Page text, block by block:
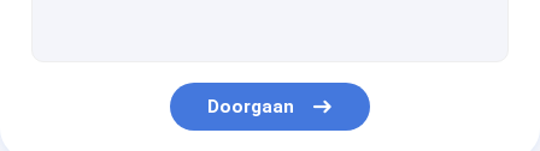
De op zwaar werk berekende Tank van de
Doorgaan